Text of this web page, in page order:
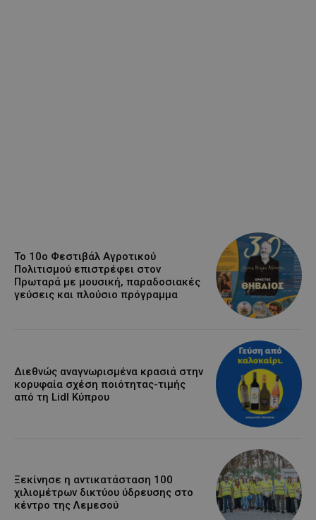
Το 10ο Φεστιβάλ Αγροτικού
Πολιτισμού επιστρέφει στον
Πρωταρά με μουσική, παραδοσιακές
γεύσεις και πλούσιο πρόγραμμα
Διεθνώς αναγνωρισμένα κρασιά στην
κορυφαία σχέση ποιότητας-τιμής
από τη Lidl Κύπρου
Ξεκίνησε η αντικατάσταση 100
χιλιομέτρων δικτύου ύδρευσης στο
κέντρο της Λεμεσού